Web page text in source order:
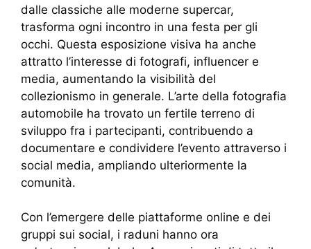
dalle classiche alle moderne supercar,
trasforma ogni incontro in una festa per gli
occhi. Questa esposizione visiva ha anche
attratto l’interesse di fotografi, influencer e
media, aumentando la visibilità del
collezionismo in generale. L’arte della fotografia
automobile ha trovato un fertile terreno di
sviluppo fra i partecipanti, contribuendo a
documentare e condividere l’evento attraverso i
social media, ampliando ulteriormente la
comunità.
Con l’emergere delle piattaforme online e dei
gruppi sui social, i raduni hanno ora